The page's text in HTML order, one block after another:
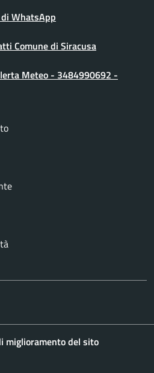
WhatsApp
Comune di Siracusa
Meteo - 3484990692 -
miglioramento del sito